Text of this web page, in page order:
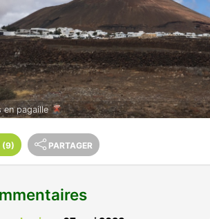
en pagaille 🌋
(9) PARTAGER